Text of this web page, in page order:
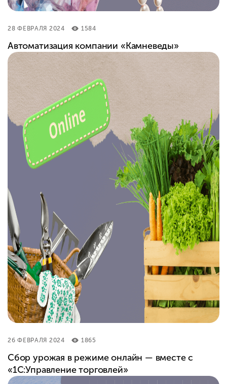
28 ФЕВРАЛЯ 2024 1584
Автоматизация компании «Камневеды»
26 ФЕВРАЛЯ 2024 1865
Сбор урожая в режиме онлайн — вместе с
«1С:Управление торговлей»